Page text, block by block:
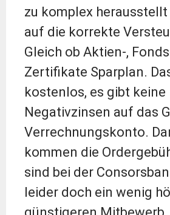
zu komplex
auf die korrekte
Gleich ob Aktien-,
Zertifikate Sparplan.
kostenlos, es gibt keine
Negativzinsen auf das
Verrechnungskonto.
kommen die
sind bei der
leider doch ein wenig